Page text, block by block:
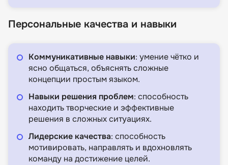
Персональные качества и навыки
Коммуникативные навыки: умение чётко и
ясно общаться, объяснять сложные
концепции простым языком.
Навыки решения проблем: способность
находить творческие и эффективные
решения в сложных ситуациях.
Лидерские качества: способность
мотивировать, направлять и вдохновлять
команду на достижение целей.